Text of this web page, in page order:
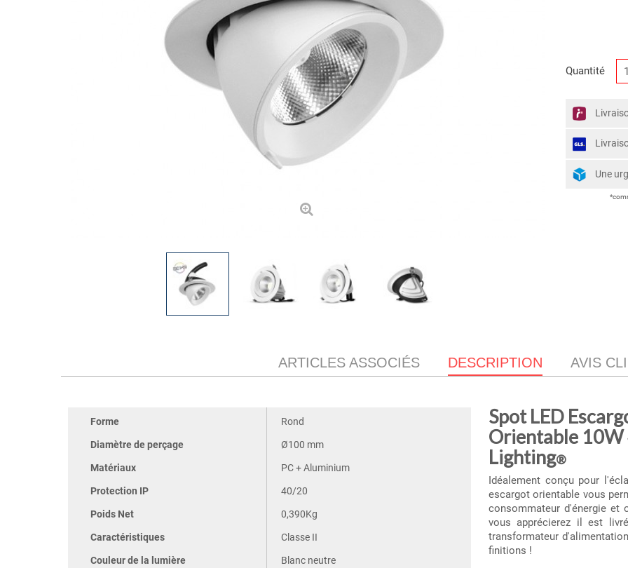
Quantité
Une
ARTICLES ASSOCIÉS DESCRIPTION AVIS
Spot LED
Orientable
Lighting®
Idéalement conçu pour
escargot orientable vous
consommateur d'énergie et
vous apprécierez il est
transformateur
finitions !
Forme Rond
Diamètre de perçage Ø100 mm
Matériaux PC + Aluminium
Protection IP 40/20
Poids Net 0,390Kg
Caractéristiques Classe II
Couleur de la lumière Blanc neutre